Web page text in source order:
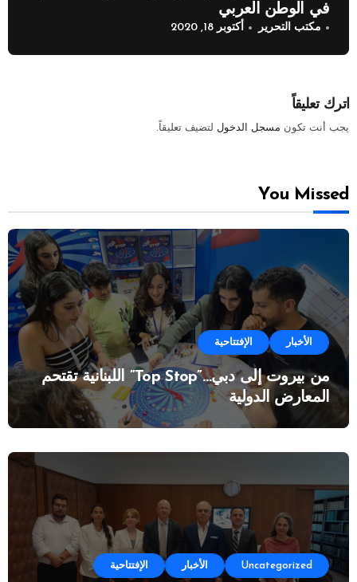
في الوطن العربي
مكتب التحرير أكتوبر 18, 2020
اترك تعليقاً
يجب أنت تكون مسجل الدخول لتضيف تعليقاً.
You Missed
الأخبار الإفتتاحية
من بيروت إلى دبي…”Top Stop” اللبنانية تقتحم
المعارض الدولية
Uncategorized الأخبار الإفتتاحية